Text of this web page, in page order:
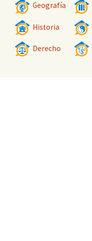
Geografía
Historia
Derecho